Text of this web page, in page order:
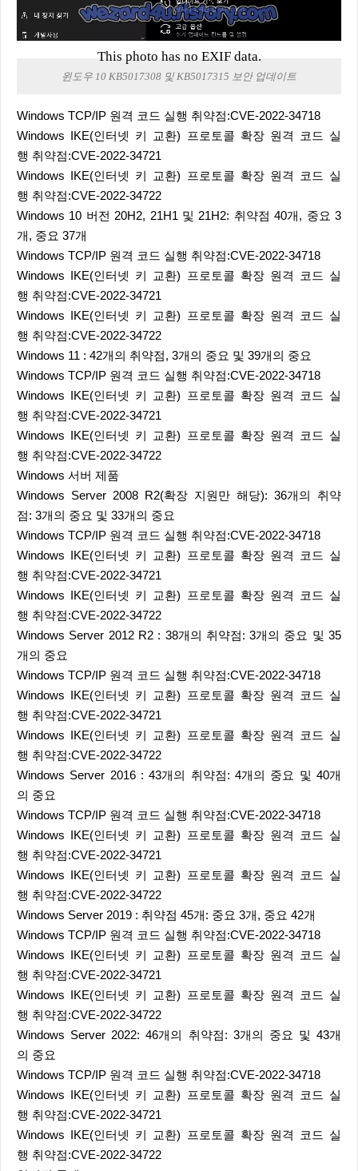
This photo has no EXIF data.
윈도우 10 KB5017308 및 KB5017315 보안 업데이트
Windows TCP/IP 원격 코드 실행 취약점:CVE-2022-34718
Windows IKE(인터넷 키 교환) 프로토콜 확장 원격 코드 실
행 취약점:CVE-2022-34721
Windows IKE(인터넷 키 교환) 프로토콜 확장 원격 코드 실
행 취약점:CVE-2022-34722
Windows 10 버전 20H2, 21H1 및 21H2: 취약점 40개, 중요 3
개, 중요 37개
Windows TCP/IP 원격 코드 실행 취약점:CVE-2022-34718
Windows IKE(인터넷 키 교환) 프로토콜 확장 원격 코드 실
행 취약점:CVE-2022-34721
Windows IKE(인터넷 키 교환) 프로토콜 확장 원격 코드 실
행 취약점:CVE-2022-34722
Windows 11 : 42개의 취약점, 3개의 중요 및 39개의 중요
Windows TCP/IP 원격 코드 실행 취약점:CVE-2022-34718
Windows IKE(인터넷 키 교환) 프로토콜 확장 원격 코드 실
행 취약점:CVE-2022-34721
Windows IKE(인터넷 키 교환) 프로토콜 확장 원격 코드 실
행 취약점:CVE-2022-34722
Windows 서버 제품
Windows Server 2008 R2(확장 지원만 해당): 36개의 취약
점: 3개의 중요 및 33개의 중요
Windows TCP/IP 원격 코드 실행 취약점:CVE-2022-34718
Windows IKE(인터넷 키 교환) 프로토콜 확장 원격 코드 실
행 취약점:CVE-2022-34721
Windows IKE(인터넷 키 교환) 프로토콜 확장 원격 코드 실
행 취약점:CVE-2022-34722
Windows Server 2012 R2 : 38개의 취약점: 3개의 중요 및 35
개의 중요
Windows TCP/IP 원격 코드 실행 취약점:CVE-2022-34718
Windows IKE(인터넷 키 교환) 프로토콜 확장 원격 코드 실
행 취약점:CVE-2022-34721
Windows IKE(인터넷 키 교환) 프로토콜 확장 원격 코드 실
행 취약점:CVE-2022-34722
Windows Server 2016 : 43개의 취약점: 4개의 중요 및 40개
의 중요
Windows TCP/IP 원격 코드 실행 취약점:CVE-2022-34718
Windows IKE(인터넷 키 교환) 프로토콜 확장 원격 코드 실
행 취약점:CVE-2022-34721
Windows IKE(인터넷 키 교환) 프로토콜 확장 원격 코드 실
행 취약점:CVE-2022-34722
Windows Server 2019 : 취약점 45개: 중요 3개, 중요 42개
Windows TCP/IP 원격 코드 실행 취약점:CVE-2022-34718
Windows IKE(인터넷 키 교환) 프로토콜 확장 원격 코드 실
행 취약점:CVE-2022-34721
Windows IKE(인터넷 키 교환) 프로토콜 확장 원격 코드 실
행 취약점:CVE-2022-34722
Windows Server 2022: 46개의 취약점: 3개의 중요 및 43개
의 중요
Windows TCP/IP 원격 코드 실행 취약점:CVE-2022-34718
Windows IKE(인터넷 키 교환) 프로토콜 확장 원격 코드 실
행 취약점:CVE-2022-34721
Windows IKE(인터넷 키 교환) 프로토콜 확장 원격 코드 실
행 취약점:CVE-2022-34722